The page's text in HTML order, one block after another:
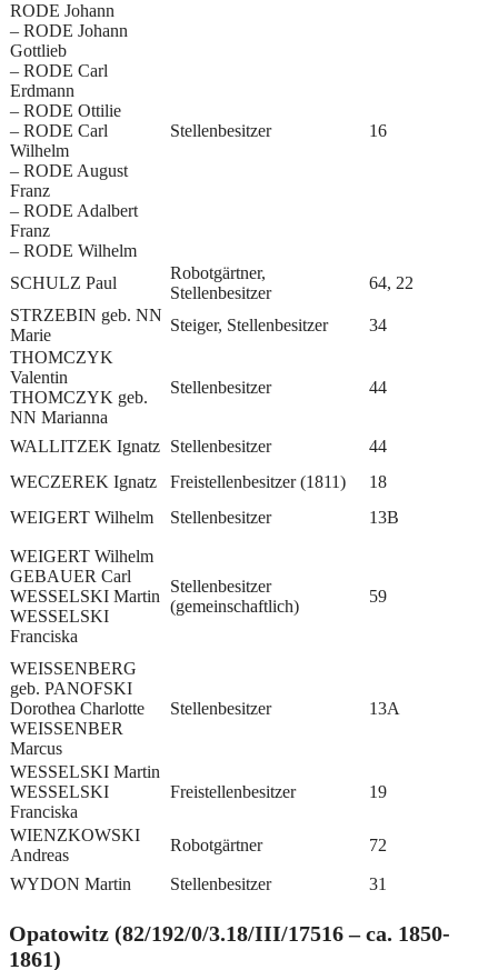
RODE Johann
– RODE Johann
Gottlieb
– RODE Carl
Erdmann
– RODE Ottilie
– RODE Carl
Wilhelm
– RODE August
Franz
– RODE Adalbert
Franz
– RODE Wilhelm
Stellenbesitzer 16
SCHULZ Paul
Robotgärtner,
Stellenbesitzer
64, 22
STRZEBIN geb. NN
Marie
Steiger, Stellenbesitzer
34
THOMCZYK
Valentin
THOMCZYK geb.
NN Marianna
Stellenbesitzer 44
WALLITZEK Ignatz Stellenbesitzer
44
WECZEREK Ignatz
Freistellenbesitzer (1811)
18
WEIGERT Wilhelm
Stellenbesitzer 13B
WEIGERT Wilhelm
GEBAUER Carl
WESSELSKI Martin
WESSELSKI
Franciska
Stellenbesitzer
(gemeinschaftlich)
59
WEISSENBERG
geb. PANOFSKI
Dorothea Charlotte
WEISSENBER
Marcus
Stellenbesitzer 13A
WESSELSKI Martin
WESSELSKI
Franciska
Freistellenbesitzer 19
WIENZKOWSKI
Andreas
Robotgärtner 72
WYDON Martin Stellenbesitzer 31
Opatowitz (82/192/0/3.18/III/17516 – ca. 1850-
1861)